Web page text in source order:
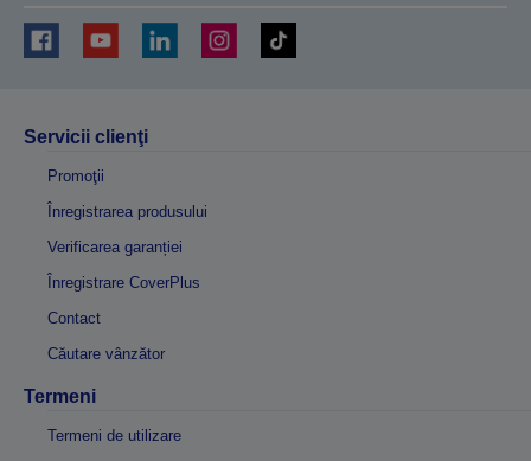
Servicii clienţi
Promoţii
Înregistrarea produsului
Verificarea garanției
Înregistrare CoverPlus
Contact
Căutare vânzător
Termeni
Termeni de utilizare